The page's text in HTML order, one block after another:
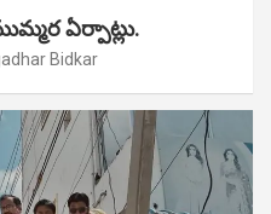
ఏర్పాట్లు.
Bidkar